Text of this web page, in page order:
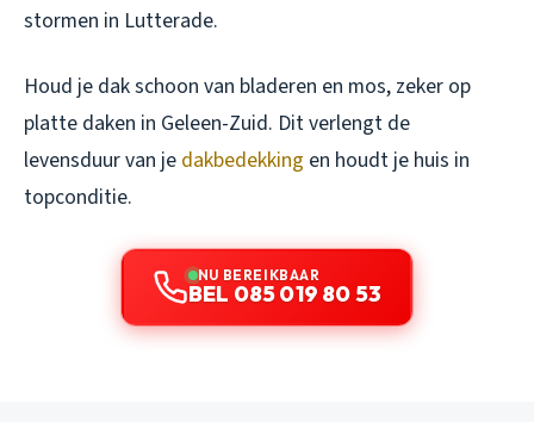
stormen in Lutterade.
Houd je dak schoon van bladeren en mos, zeker op
platte daken in Geleen-Zuid. Dit verlengt de
levensduur van je dakbedekking en houdt je huis in
topconditie.
NU BEREIKBAAR
BEL 085 019 80 53